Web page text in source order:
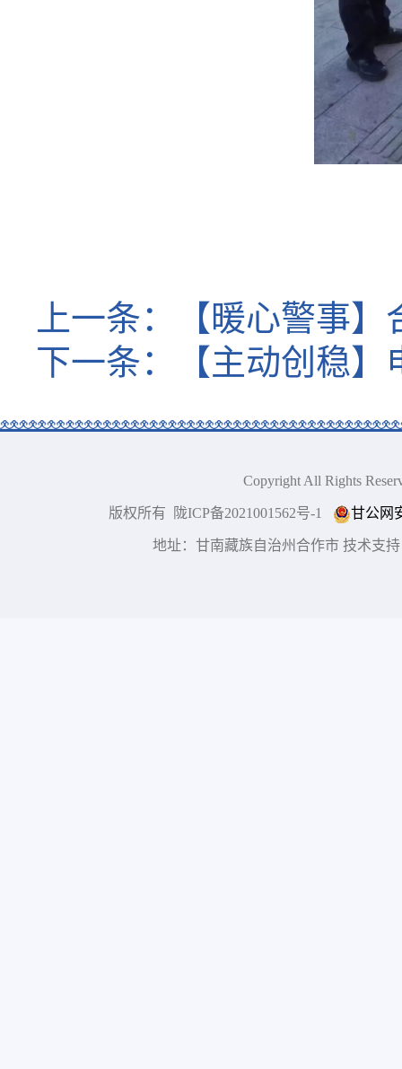
上一条：
【暖心警事
下一条：
【主动创稳
Copyright All Rights
版权所有 陇ICP备2021001562号-1 甘公网
地址：甘南藏族自治州合作市 技术支